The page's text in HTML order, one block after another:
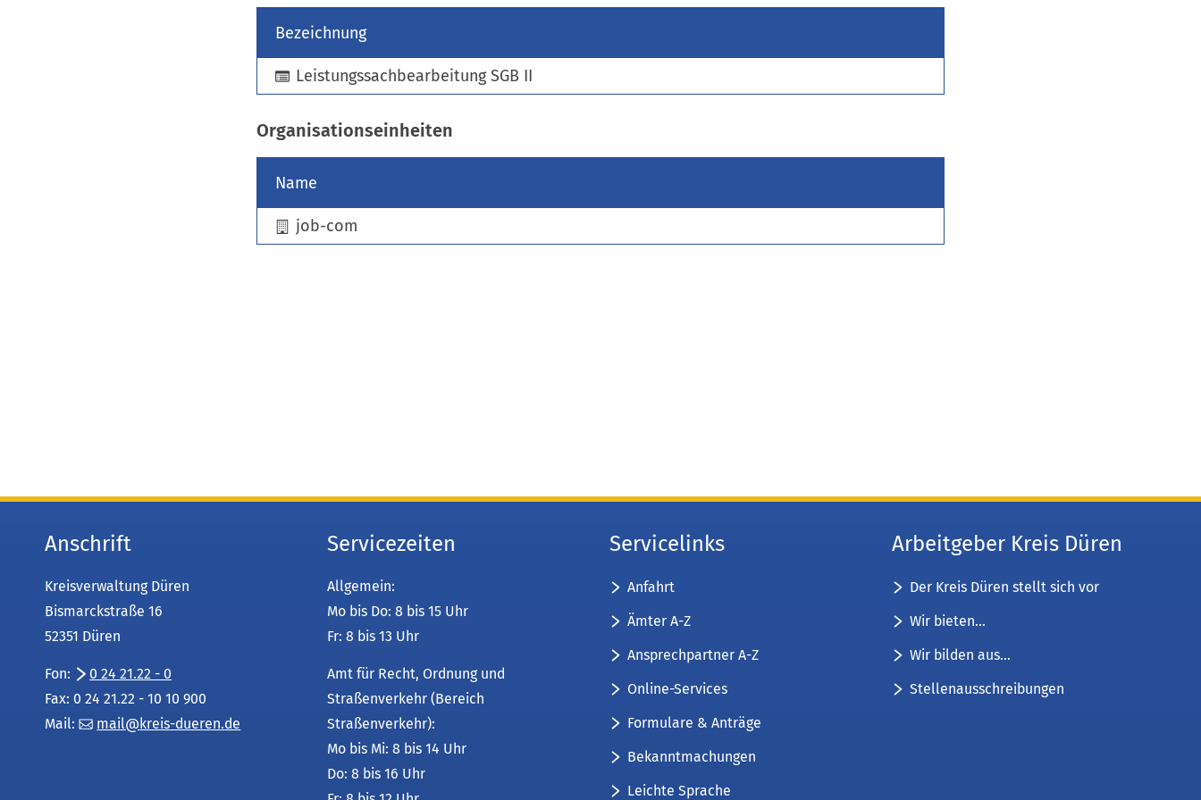
)
Bezeichnung
Leistungssachbearbeitung SGB II
Organisationseinheiten
Name
job-com
Anschrift
Kreisverwaltung Düren
Bismarckstraße 16
52351 Düren
Fon:
0 24 21.22 - 0
Fax: 0 24 21.22 - 10 10 900
Mail:
mail kreis-dueren de
Servicezeiten
Allgemein:
Mo bis Do: 8 bis 15 Uhr
Fr: 8 bis 13 Uhr
Amt für Recht, Ordnung und
Straßenverkehr (Bereich
Straßenverkehr):
Mo bis Mi: 8 bis 14 Uhr
Do: 8 bis 16 Uhr
Servicelinks
Anfahrt
Ämter A-Z
Ansprechpartner A-Z
Online-Services
Formulare & Anträge
Bekanntmachungen
Leichte Sprache
Arbeitgeber Kreis Düren
Der Kreis Düren stellt sich vor
Wir bieten...
Wir bilden aus...
Stellenausschreibungen